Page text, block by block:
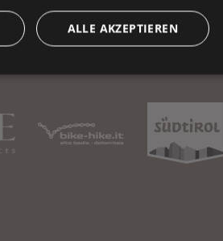
ALLE AKZEPTIEREN